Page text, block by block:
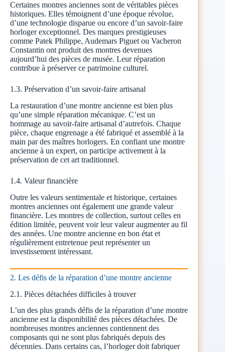
Certaines montres anciennes sont de véritables pièces
historiques. Elles témoignent d’une époque révolue,
d’une technologie disparue ou encore d’un savoir-faire
horloger exceptionnel. Des marques prestigieuses
comme Patek Philippe, Audemars Piguet ou Vacheron
Constantin ont produit des montres devenues
aujourd’hui des pièces de musée. Leur réparation
contribue à préserver ce patrimoine culturel.
1.3. Préservation d’un savoir-faire artisanal
La restauration d’une montre ancienne est bien plus
qu’une simple réparation mécanique. C’est un
hommage au savoir-faire artisanal d’autrefois. Chaque
pièce, chaque engrenage a été fabriqué et assemblé à la
main par des maîtres horlogers. En confiant une montre
ancienne à un expert, on participe activement à la
préservation de cet art traditionnel.
1.4. Valeur financière
Outre les valeurs sentimentale et historique, certaines
montres anciennes ont également une grande valeur
financière. Les montres de collection, surtout celles en
édition limitée, peuvent voir leur valeur augmenter au fil
des années. Une montre ancienne en bon état et
régulièrement entretenue peut représenter un
investissement intéressant.
2. Les défis de la réparation d’une montre ancienne
2.1. Pièces détachées difficiles à trouver
L’un des plus grands défis de la réparation d’une montre
ancienne est la disponibilité des pièces détachées. De
nombreuses montres anciennes contiennent des
composants qui ne sont plus fabriqués depuis des
décennies. Dans certains cas, l’horloger doit fabriquer